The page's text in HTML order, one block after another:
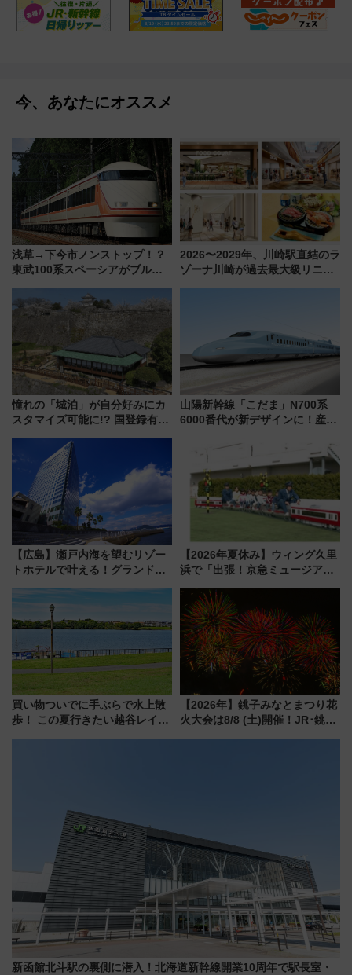
今、あなたにオススメ
浅草→下今市ノンストップ！？
東武100系スペーシアがブルー
ー当時の停車駅」を再現 運転
時刻や特急券の買い方を紹介
2026〜2029年、川崎駅直結のラ
ゾーナ川崎が過去最大級リニュ
憧れの「城泊」が自分好みにカ
スタマイズ可能に!? 国登録有形
にオーダーメイド型の宿泊プラ
ンが誕生！
山陽新幹線「こだま」N700系
6000番代が新デザインに！産学
【広島】瀬戸内海を望むリゾー
トホテルで叶える！グランドプ
ディング＆カジュアルパーティ
ープラン
【2026年夏休み】ウィング久里
浜で「出張！京急ミュージア
ラリーや子ども制服撮影も
買い物ついでに手ぶらで水上散
歩！ この夏行きたい越谷レイク
【2026年】銚子みなとまつり花
火大会は8/8 (土)開催！JR･銚子
新函館北斗駅の裏側に潜入！北海道新幹線開業10周年で駅長室・